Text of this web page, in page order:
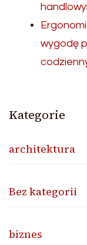
wygodę
Kategorie
architektura
Bez kategorii
biznes